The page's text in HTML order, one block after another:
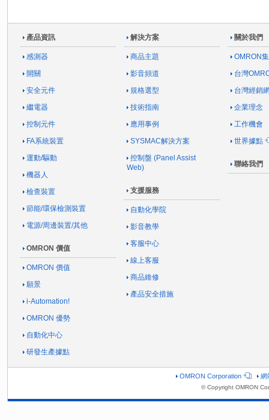
產品資訊
感測器
開關
安全元件
繼電器
控制元件
FA系統裝置
運動/驅動
機器人
檢查裝置
節能/環保檢測裝置
電源/周邊裝置/其他
OMRON 價值
OMRON 價值
願景
i-Automation!
OMRON 優勢
自動化中心
研發生產據點
解決方案
商品主題
影音頻道
規格選型
技術指南
應用事例
SYSMAC解決方案
控制盤 (Panel Assist
Web)
支援服務
自動化學院
影音教學
客服中心
線上客服
商品維修
產品安全措施
關於我們
OMRON
台灣
台灣經銷
企業理念
工作機會
世界據點
聯絡我們
OMRON Corporation 網
© Copyright OMRON